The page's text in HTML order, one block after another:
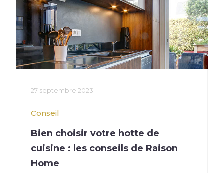
27 septembre 2023
Conseil
Bien choisir votre hotte de
cuisine : les conseils de Raison
Home